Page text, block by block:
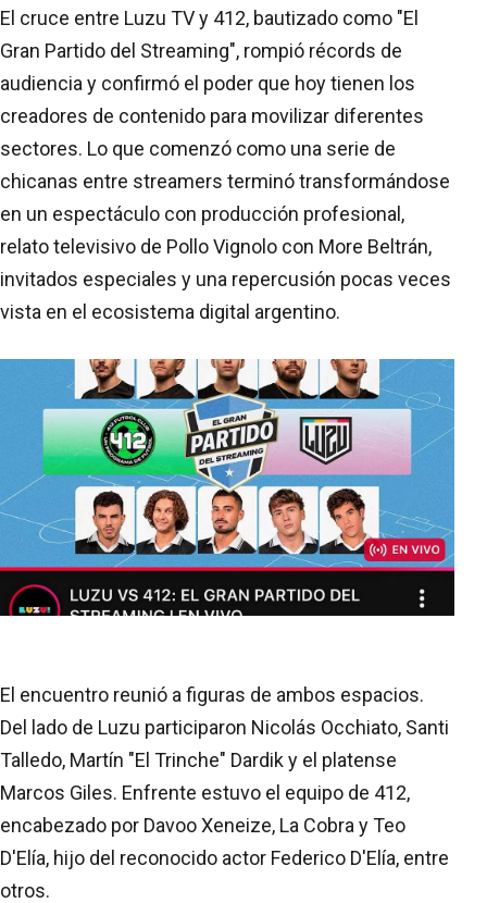
El cruce entre Luzu TV y 412, bautizado como "El
Gran Partido del Streaming", rompió récords de
audiencia y confirmó el poder que hoy tienen los
creadores de contenido para movilizar diferentes
sectores. Lo que comenzó como una serie de
chicanas entre streamers terminó transformándose
en un espectáculo con producción profesional,
relato televisivo de Pollo Vignolo con More Beltrán,
invitados especiales y una repercusión pocas veces
vista en el ecosistema digital argentino.
El encuentro reunió a figuras de ambos espacios.
Del lado de Luzu participaron Nicolás Occhiato, Santi
Talledo, Martín "El Trinche" Dardik y el platense
Marcos Giles. Enfrente estuvo el equipo de 412,
encabezado por Davoo Xeneize, La Cobra y Teo
D'Elía, hijo del reconocido actor Federico D'Elía, entre
otros.